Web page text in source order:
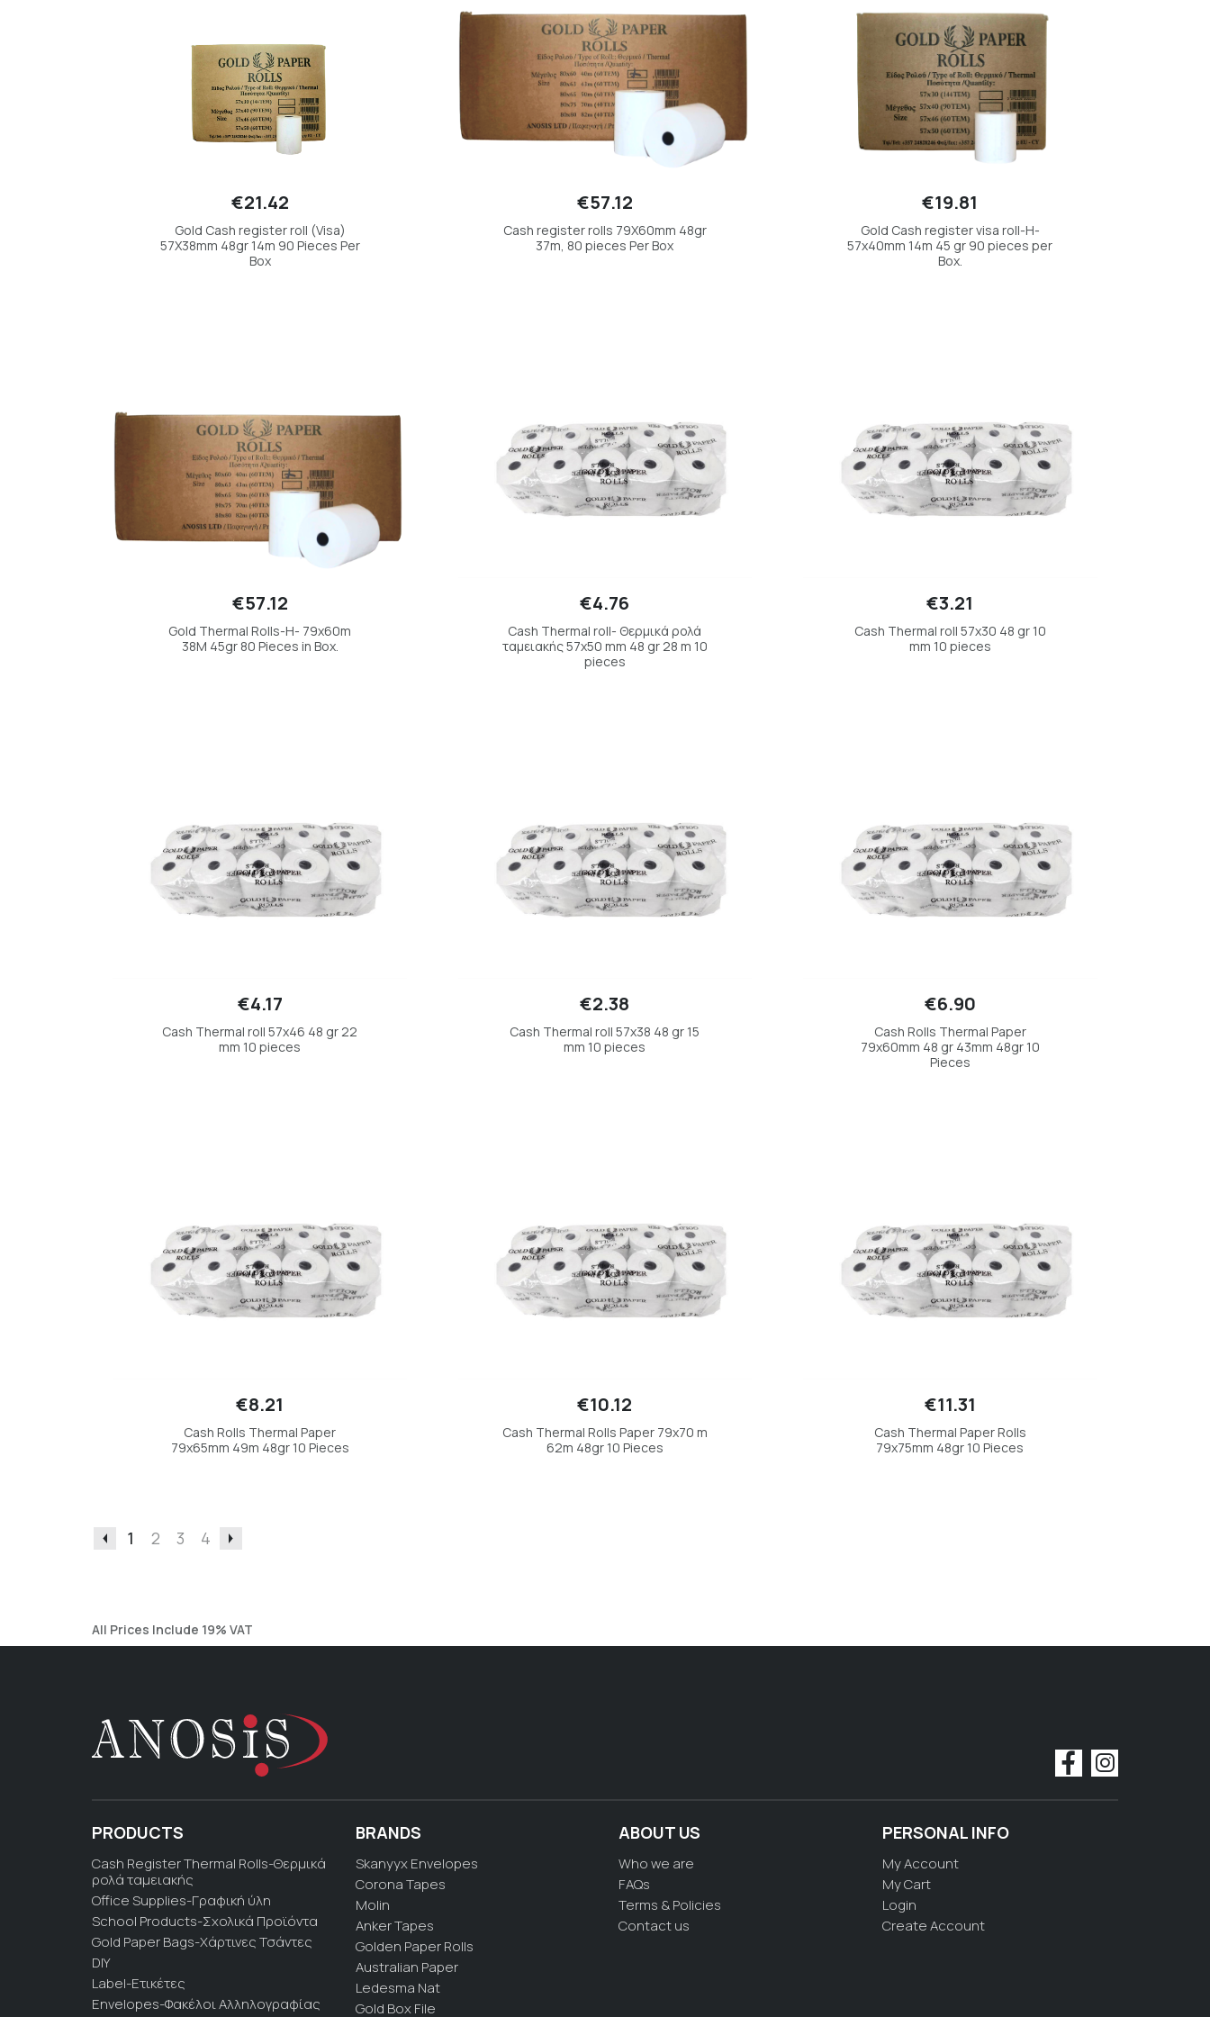
Envelopes-Φακέλοι Αλληλογραφίας
Plotter Rolls-Αρχιτεκτονικό Χαρτί
Λαδόχαρτα -Τραπεζομάντηλα
€21.42
Gold Cash register roll (Visa)
57X38mm 48gr 14m 90 Pieces Per
Box
€57.12
Cash register rolls 79X60mm 48gr
37m, 80 pieces Per Box
€19.81
Gold Cash register visa roll-Η-
57x40mm 14m 45 gr 90 pieces per
Box.
€57.12
Gold Thermal Rolls-Η- 79x60m
38M 45gr 80 Pieces in Box.
€4.76
Cash Thermal roll- Θερμικά ρολά
ταμειακής 57x50 mm 48 gr 28 m 10
pieces
€3.21
Cash Thermal roll 57x30 48 gr 10
mm 10 pieces
€4.17
Cash Thermal roll 57x46 48 gr 22
mm 10 pieces
€2.38
Cash Thermal roll 57x38 48 gr 15
mm 10 pieces
€6.90
Cash Rolls Thermal Paper
79x60mm 48 gr 43mm 48gr 10
Pieces
€8.21
Cash Rolls Thermal Paper
79x65mm 49m 48gr 10 Pieces
€10.12
Cash Thermal Rolls Paper 79x70 m
62m 48gr 10 Pieces
€11.31
Cash Thermal Paper Rolls
79x75mm 48gr 10 Pieces
1 2 3 4
All Prices Include 19% VAT
PRODUCTS
Cash Register Thermal Rolls-Θερμικά
ρολά ταμειακής
Office Supplies-Γραφική ύλη
School Products-Σχολικά Προϊόντα
Gold Paper Bags-Χάρτινες Τσάντες
DIY
Label-Ετικέτες
Envelopes-Φακέλοι Αλληλογραφίας
BRANDS
Skanyyx Envelopes
Corona Tapes
Molin
Anker Tapes
Golden Paper Rolls
Australian Paper
Ledesma Nat
Gold Box File
ABOUT US
Who we are
FAQs
Terms & Policies
Contact us
PERSONAL INFO
My Account
My Cart
Login
Create Account